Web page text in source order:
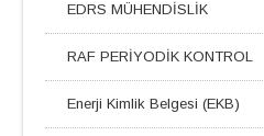
EDRS MÜHENDİSLİK
RAF PERİYODİK KONTROL
Enerji Kimlik Belgesi (EKB)